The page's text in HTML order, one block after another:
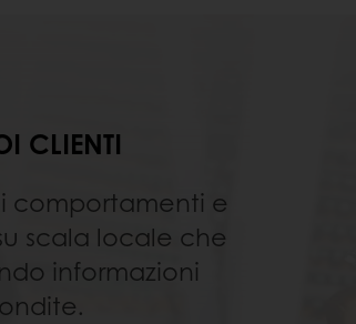
CLIENTI
comportamenti e
scala locale che
informazioni